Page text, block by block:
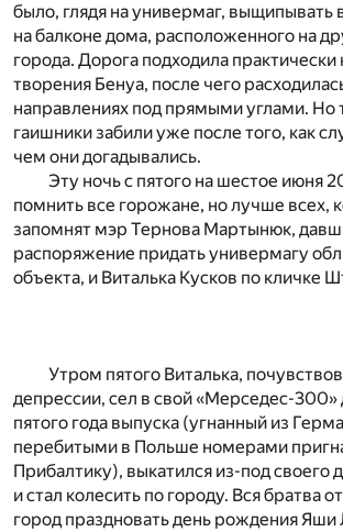
было, глядя на универмаг, выщипывать
на балконе дома, расположенного на
города. Дорога подходила практически
творения Бенуа, после чего
направлениях под прямыми углами. Но
гаишники забили уже после того, как
чем они догадывались.
Эту ночь с пятого на шестое июня
помнить все горожане, но лучше всех,
запомнят мэр Тернова Мартынюк,
распоряжение придать универмагу
объекта, и Виталька Кусков по кличке
Утром пятого Виталька,
депрессии, сел в свой «Мерседес-300»
пятого года выпуска (угнанный из
перебитыми в Польше номерами
Прибалтику), выкатился из-под своего
и стал колесить по городу. Вся братва
город праздновать день рождения Яши